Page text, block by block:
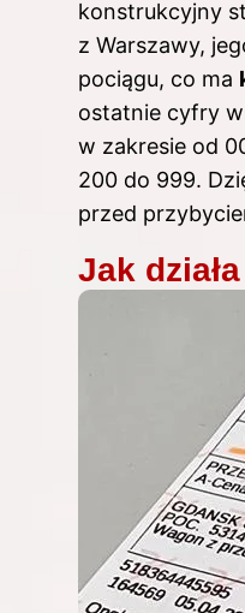
konstrukcyjny
z Warszawy,
pociągu, co ma
ostatnie cyfry
w zakresie od
200 do 999.
przed
Jak